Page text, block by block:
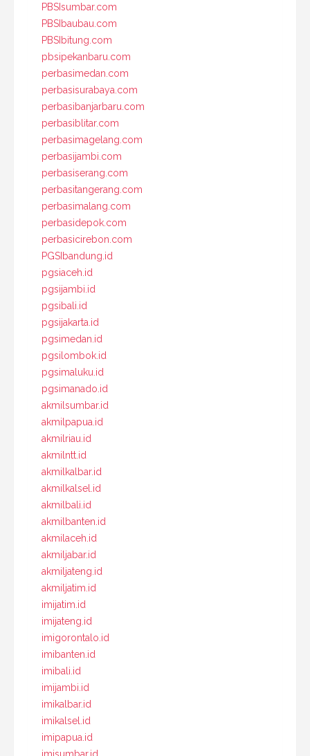
PBSIsumbar.com
PBSIbaubau.com
PBSIbitung.com
pbsipekanbaru.com
perbasimedan.com
perbasisurabaya.com
perbasibanjarbaru.com
perbasiblitar.com
perbasimagelang.com
perbasijambi.com
perbasiserang.com
perbasitangerang.com
perbasimalang.com
perbasidepok.com
perbasicirebon.com
PGSIbandung.id
pgsiaceh.id
pgsijambi.id
pgsibali.id
pgsijakarta.id
pgsimedan.id
pgsilombok.id
pgsimaluku.id
pgsimanado.id
akmilsumbar.id
akmilpapua.id
akmilriau.id
akmilntt.id
akmilkalbar.id
akmilkalsel.id
akmilbali.id
akmilbanten.id
akmilaceh.id
akmiljabar.id
akmiljateng.id
akmiljatim.id
imijatim.id
imijateng.id
imigorontalo.id
imibanten.id
imibali.id
imijambi.id
imikalbar.id
imikalsel.id
imipapua.id
imisumbar.id